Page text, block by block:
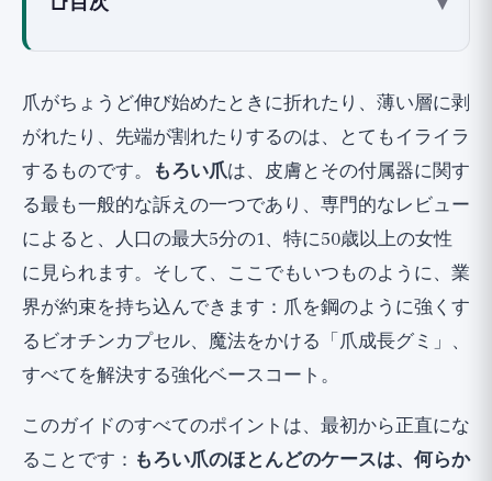
実際に効果的な毎日の保護とケア (🟢)
サプリメントについて正直に：ビオチン、
鉄、そして成長グミの誇大広告
ビオチン (🟡)：限られたエビデンス、控えめな効
グミと「爪成長錠剤」 (🔴)：主に誇大広告
健康な爪のための栄養（主に欠乏症の観点
ジェルネイル、アクリルネイル、マニキュ
アについて正直に
爪がちょうど伸び始めたときに折れたり、薄い層に剥
がれたり、先端が割れたりするのは、とてもイライラ
するものです。
もろい爪は、皮膚とその付属器に関す
る最も一般的な訴えの一つであり、専門的なレビュー
によると、人口の最大5分の1、特に50歳以上の女性
に見られます。そして、ここでもいつものように、業
界が約束を持ち込んできます：爪を鋼のように強くす
るビオチンカプセル、魔法をかける「爪成長グミ」、
すべてを解決する強化ベースコート。
このガイドのすべてのポイントは、最初から正直にな
ることです： もろい爪のほとんどのケースは、何らか